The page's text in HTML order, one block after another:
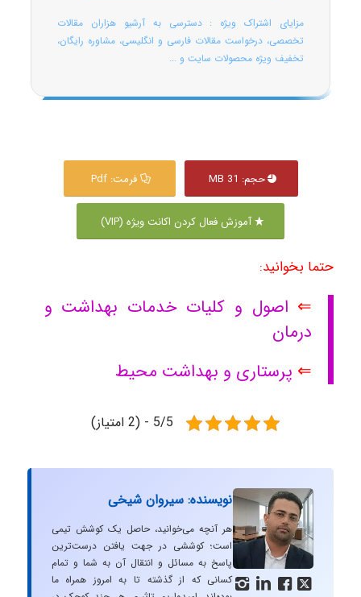
مزایای اشتراک ویژه : دسترسی به آرشیو هزاران مقالات
تخصصی، درخواست مقالات فارسی و انگلیسی، مشاوره رایگان،
تخفیف ویژه محصولات سایت و ...
حجم: 31 MB فرمت: Pdf
آموزش فعال کردن اکانت ویژه (VIP)
حتما بخوانید:
⇐ اصول و کلیات خدمات بهداشت و
درمان
⇐ پرستاری و بهداشت محیط
5/5 - (2 امتیاز)
   
نویسنده: سیروان شیخی
هر آنچه می‌خوانید، حاصل یک کوشش تیمی
است؛ کوششی در جهت یافتن درست‌ترین
پاسخ به مسائل و انتقال آن به شما و تمام
کسانی که از گذشته تا به امروز همراه ما